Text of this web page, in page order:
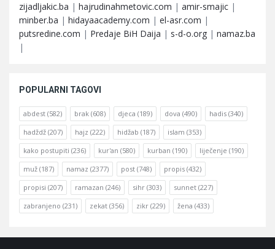
zijadljakic.ba | hajrudinahmetovic.com | amir-smajic |
minber.ba | hidayaacademy.com | el-asr.com |
putsredine.com | Predaje BiH Daija | s-d-o.org | namaz.ba
|
POPULARNI TAGOVI
abdest (582) brak (608) djeca (189) dova (490) hadis (340)
hadždž (207) hajz (222) hidžab (187) islam (353)
kako postupiti (236) kur'an (580) kurban (190) liječenje (190)
muž (187) namaz (2377) post (748) propis (432)
propisi (207) ramazan (246) sihr (303) sunnet (227)
zabranjeno (231) zekat (356) zikr (229) žena (433)